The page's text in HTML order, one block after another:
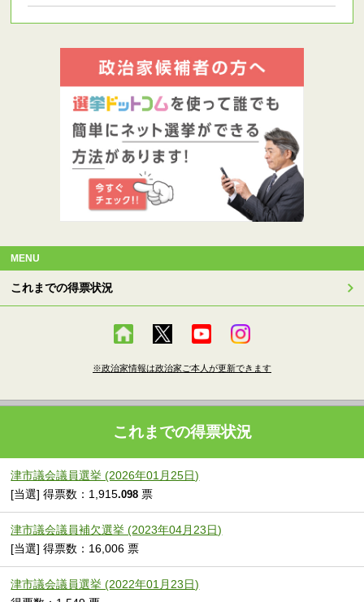
MENU
これまでの得票状況
※政治家情報は政治家ご本人が更新できます
これまでの得票状況
津市議会議員選挙 (2026年01月25日)
[当選] 得票数：1,915.098 票
津市議会議員補欠選挙 (2023年04月23日)
[当選] 得票数：16,006 票
津市議会議員選挙 (2022年01月23日)